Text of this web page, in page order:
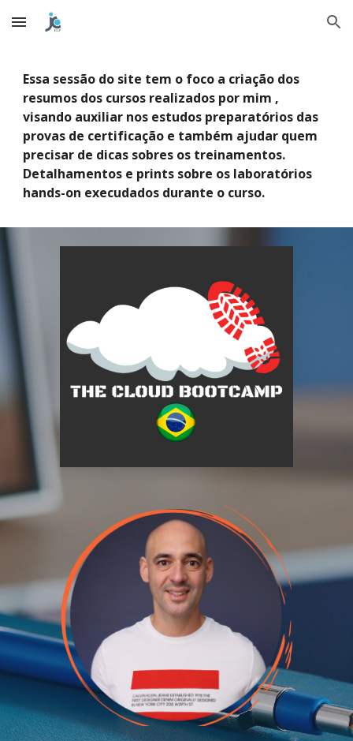
Skip to main content Skip to navigation
Essa sessão do site tem o foco a criação dos
resumos dos cursos realizados por mim ,
visando auxiliar nos estudos preparatórios das
provas de certificação e também ajudar quem
precisar de dicas sobres os treinamentos.
Detalhamentos e prints sobre os laboratórios
hands-on execudados durante o curso.